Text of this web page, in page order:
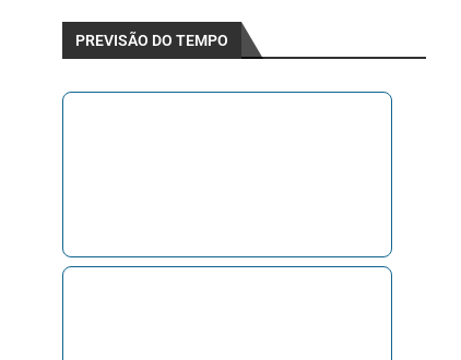
PREVISÃO DO TEMPO